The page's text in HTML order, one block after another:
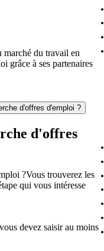
marché du travail en
grâce à ses partenaires
d'offres d'emploi ?
d'offres
?Vous trouverez les
qui vous intéresse
devez saisir au moins